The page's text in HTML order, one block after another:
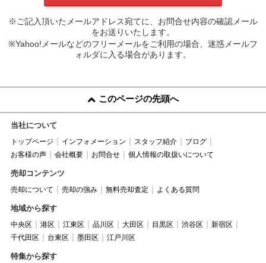
※ご記入頂いたメールアドレス宛てに、お問合せ内容の確認メール
をお送りいたします。
※Yahoo!メールなどのフリーメールをご利用の場合、迷惑メールフ
ォルダに入る場合があります。
このページの先頭へ
当社について
トップページ インフォメーション スタッフ紹介
ブログ
お客様の声
会社概要 お問合せ 個人情報の取扱いについて
売却コンテンツ
売却について 売却の強み 無料売却査定 よくある質問
地域から探す
中央区 港区 江東区 品川区 大田区 目黒区 渋谷区
新宿区
千代田区
台東区 墨田区 江戸川区
特集から探す